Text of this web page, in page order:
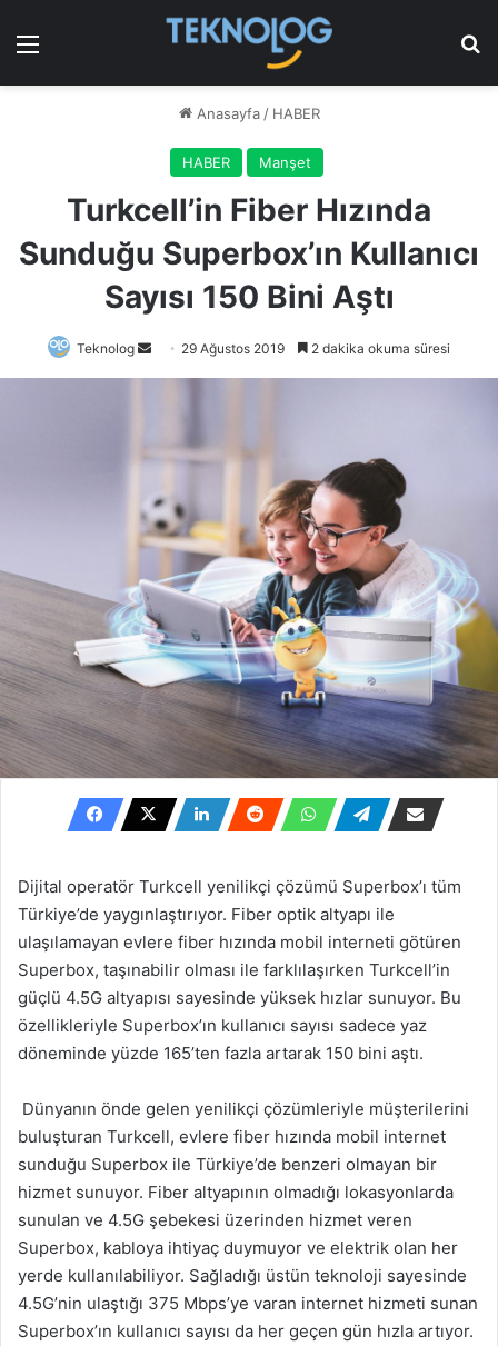
Menü
Anasayfa / HABER
HABER Manşet
Turkcell’in Fiber Hızında
Sunduğu Superbox’ın Kullanıcı
Sayısı 150 Bini Aştı
Teknolog
Bir
e-
29 Ağustos 2019 2 dakika okuma süresi
Dijital operatör Turkcell yenilikçi çözümü Superbox’ı tüm
Türkiye’de yaygınlaştırıyor. Fiber optik altyapı ile
ulaşılamayan evlere fiber hızında mobil interneti götüren
Superbox, taşınabilir olması ile farklılaşırken Turkcell’in
güçlü 4.5G altyapısı sayesinde yüksek hızlar sunuyor. Bu
özellikleriyle Superbox’ın kullanıcı sayısı sadece yaz
döneminde yüzde 165’ten fazla artarak 150 bini aştı.
Dünyanın önde gelen yenilikçi çözümleriyle müşterilerini
buluşturan Turkcell, evlere fiber hızında mobil internet
sunduğu Superbox ile Türkiye’de benzeri olmayan bir
hizmet sunuyor. Fiber altyapının olmadığı lokasyonlarda
sunulan ve 4.5G şebekesi üzerinden hizmet veren
Superbox, kabloya ihtiyaç duymuyor ve elektrik olan her
yerde kullanılabiliyor. Sağladığı üstün teknoloji sayesinde
4.5G’nin ulaştığı 375 Mbps’ye varan internet hizmeti sunan
Superbox’ın kullanıcı sayısı da her geçen gün hızla artıyor.